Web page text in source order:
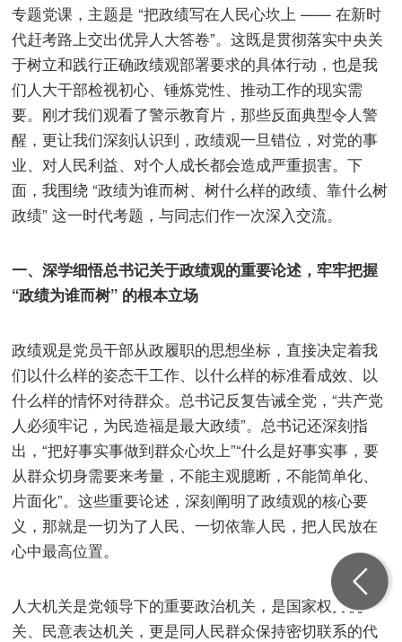
专题党课，主题是 “把政绩写在人民心坎上 —— 在新时
代赶考路上交出优异人大答卷”。这既是贯彻落实中央关
于树立和践行正确政绩观部署要求的具体行动，也是我
们人大干部检视初心、锤炼党性、推动工作的现实需
要。刚才我们观看了警示教育片，那些反面典型令人警
醒，更让我们深刻认识到，政绩观一旦错位，对党的事
业、对人民利益、对个人成长都会造成严重损害。下
面，我围绕 “政绩为谁而树、树什么样的政绩、靠什么树
政绩” 这一时代考题，与同志们作一次深入交流。
一、深学细悟总书记关于政绩观的重要论述，牢牢把握
“政绩为谁而树” 的根本立场
政绩观是党员干部从政履职的思想坐标，直接决定着我
们以什么样的姿态干工作、以什么样的标准看成效、以
什么样的情怀对待群众。总书记反复告诫全党，“共产党
人必须牢记，为民造福是最大政绩”。总书记还深刻指
出，“把好事实事做到群众心坎上”“什么是好事实事，要
从群众切身需要来考量，不能主观臆断，不能简单化、
片面化”。这些重要论述，深刻阐明了政绩观的核心要
义，那就是一切为了人民、一切依靠人民，把人民放在
心中最高位置。
人大机关是党领导下的重要政治机关，是国家权力机
关、民意表达机关，更是同人民群众保持密切联系的代